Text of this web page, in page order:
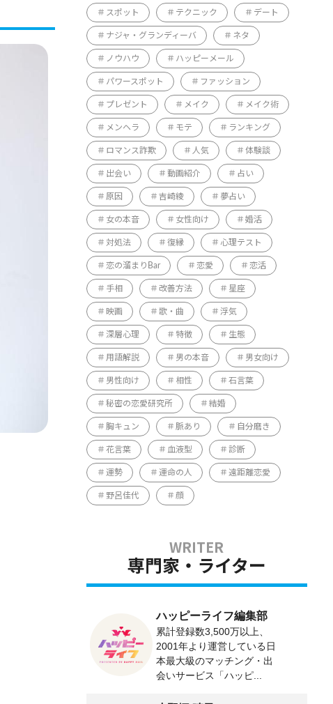
スポット テクニック デート
ナジャ・グランディーバ ネタ
ノウハウ ハッピーメール
パワースポット ファッション
プレゼント メイク メイク術
メンヘラ モテ ランキング
ロマンス詐欺 人気 体験談
出会い 動画紹介 占い
原因 吉崎綾 夢占い
女の本音 女性向け 婚活
対処法 復縁 心理テスト
恋の溜まりBar 恋愛 恋活
手相 改善方法 星座
映画 歌・曲 浮気
深層心理 特徴 生態
用語解説 男の本音 男女向け
男性向け 相性 石言葉
秘密の恋愛研究所 結婚
胸キュン 脈あり 自分磨き
花言葉 血液型 診断
運勢 運命の人 遠距離恋愛
野呂佳代 顔
専門家・ライター
ハッピーライフ編集部
累計登録数3,500万以上、
2001年より運営している日
本最大級のマッチング・出
会いサービス「ハッピ...